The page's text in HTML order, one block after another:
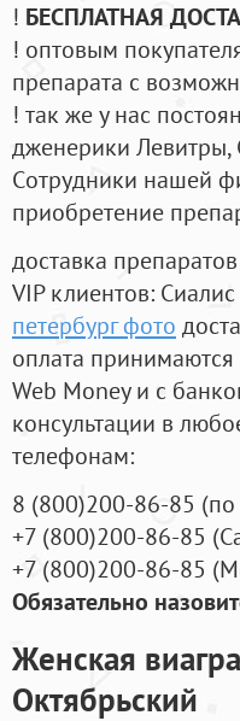
! БЕСПЛАТНАЯ
! оптовым
препарата с
! так же у нас
дженерики
Cотрудники нашей
приобретение
доставка
VIP клиентов:
петербург фото
оплата
Web Money и с
консультации в
телефонам:
8 (800)200-86-85 (
+7 (800)200-86-85 (
+7 (800)200-86-85 (
Обязательно
Женская
Октябрьский